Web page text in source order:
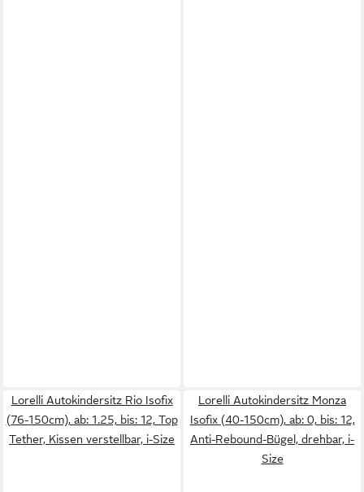
Lorelli Autokindersitz Rio Isofix
(76-150cm), ab: 1.25, bis: 12, Top
Tether, Kissen verstellbar, i-Size
Lorelli Autokindersitz Monza
Isofix (40-150cm), ab: 0, bis: 12,
Anti-Rebound-Bügel, drehbar, i-
Size